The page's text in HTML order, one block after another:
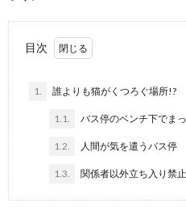
目次
1. 誰よりも猫がくつろぐ場所!?
1.1. バス停のベンチ下でま
1.2. 人間が気を遣うバス停
1.3. 関係者以外立ち入り禁